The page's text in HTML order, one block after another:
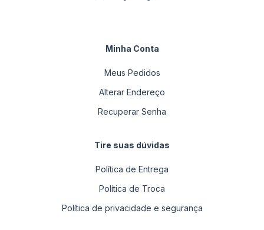
Minha Conta
Meus Pedidos
Alterar Endereço
Recuperar Senha
Tire suas dúvidas
Política de Entrega
Política de Troca
Política de privacidade e segurança